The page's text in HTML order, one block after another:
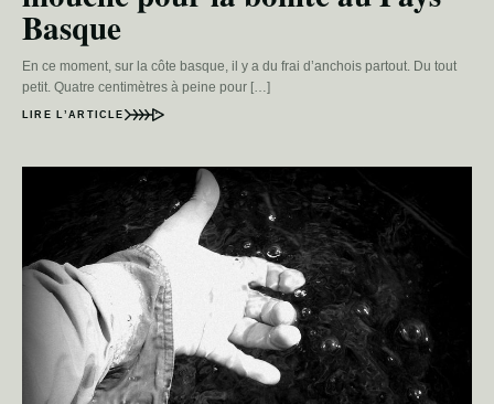
Basque
En ce moment, sur la côte basque, il y a du frai d’anchois partout. Du tout
petit. Quatre centimètres à peine pour […]
LIRE L’ARTICLE